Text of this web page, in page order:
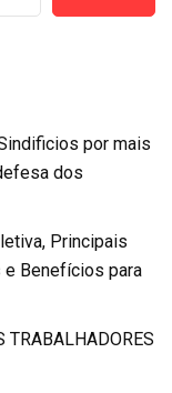
por mais
dos
Principais
e Benefícios para
TRABALHADORES